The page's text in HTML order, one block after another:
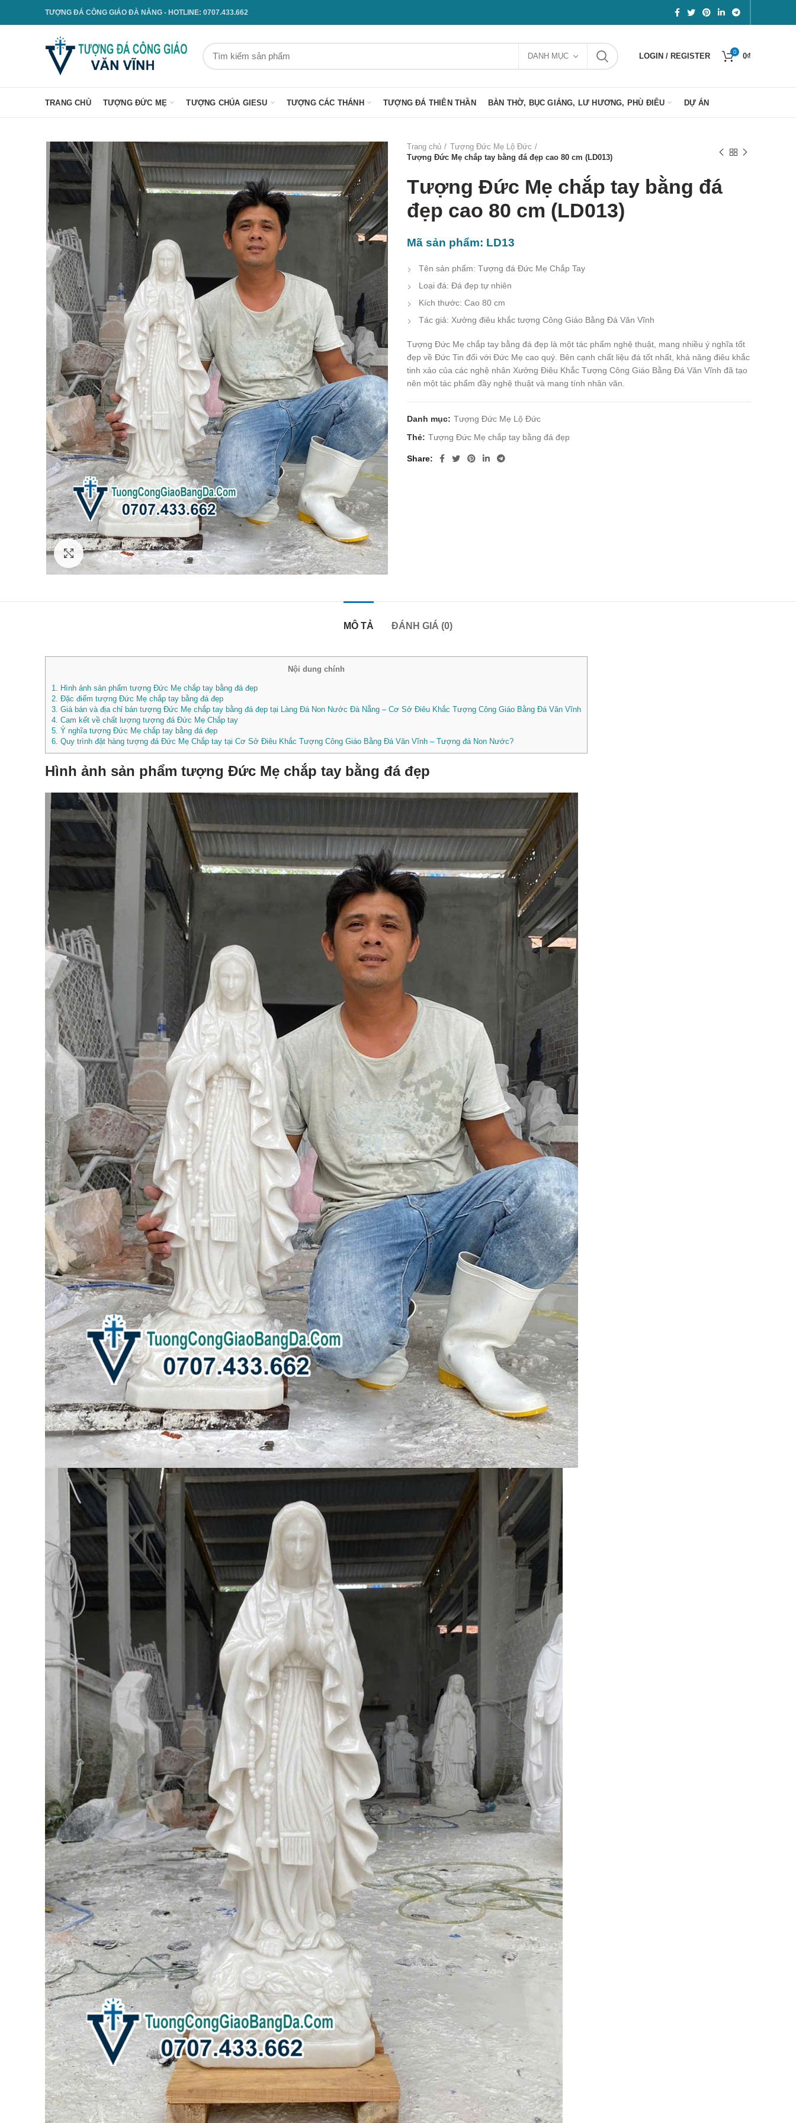
TƯỢNG ĐÁ CÔNG GIÁO ĐÀ NẴNG - HOTLINE: 0707.433.662
DANH MỤC LOGIN / REGISTER 0 0₫
TRANG CHỦ TƯỢNG ĐỨC MẸ TƯỢNG CHÚA GIESU TƯỢNG CÁC THÁNH TƯỢNG ĐÁ THIÊN THẦN BÀN THỜ, BỤC GIẢNG, LƯ HƯƠNG, PHÙ ĐIÊU DỰ ÁN
Click to enlarge
Trang chủ
Tượng Đức Mẹ Lộ Đức
Tượng Đức Mẹ chắp tay bằng đá đẹp cao 80 cm (LD013)
Tượng Đức Mẹ chắp tay bằng đá
đẹp cao 80 cm (LD013)
Mã sản phẩm: LD13
Tên sản phẩm: Tượng đá Đức Mẹ Chắp Tay
Loại đá: Đá đẹp tự nhiên
Kích thước: Cao 80 cm
Tác giả: Xưởng điêu khắc tượng Công Giáo Bằng Đá Văn Vĩnh
Tượng Đức Mẹ chắp tay bằng đá đẹp là một tác phẩm nghệ thuật, mang nhiều ý nghĩa tốt
đẹp về Đức Tin đối với Đức Mẹ cao quý. Bên cạnh chất liệu đá tốt nhất, khả năng điêu khắc
tinh xảo của các nghệ nhân Xưởng Điêu Khắc Tượng Công Giáo Bằng Đá Văn Vĩnh đã tạo
nên một tác phẩm đầy nghệ thuật và mang tính nhân văn.
Danh mục: Tượng Đức Mẹ Lộ Đức
Thẻ: Tượng Đức Mẹ chắp tay bằng đá đẹp
Share
MÔ TẢ ĐÁNH GIÁ (0)
Nội dung chính
1. Hình ảnh sản phẩm tượng Đức Mẹ chắp tay bằng đá đẹp
2. Đặc điểm tượng Đức Mẹ chắp tay bằng đá đẹp
3. Giá bán và địa chỉ bán tượng Đức Mẹ chắp tay bằng đá đẹp tại Làng Đá Non Nước Đà Nẵng – Cơ Sở Điêu Khắc Tượng Công Giáo Bằng Đá Văn Vĩnh
4. Cam kết về chất lượng tượng đá Đức Mẹ Chắp tay
5. Ý nghĩa tượng Đức Mẹ chắp tay bằng đá đẹp
6. Quy trình đặt hàng tượng đá Đức Mẹ Chắp tay tại Cơ Sở Điêu Khắc Tượng Công Giáo Bằng Đá Văn Vĩnh – Tượng đá Non Nước?
Hình ảnh sản phẩm tượng Đức Mẹ chắp tay bằng đá đẹp